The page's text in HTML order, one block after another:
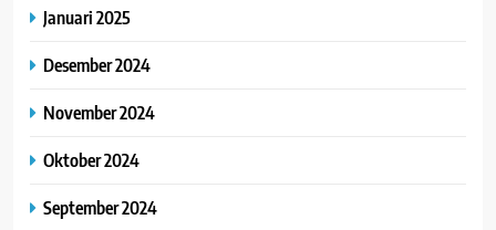
Januari 2025
Desember 2024
November 2024
Oktober 2024
September 2024